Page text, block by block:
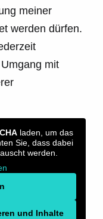
meiner
werden dürfen.
mit
laden, um das
Sie, dass dabei
werden.
und Inhalte